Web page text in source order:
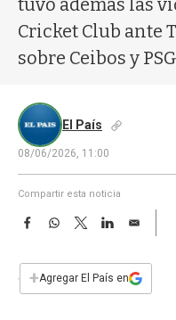
tuvo además las
Cricket Club ante
sobre Ceibos y
El País
08/06/2026, 11:00
Compartir esta noticia
F
e
b
W
s
T
w
t
L
E
i
l
+Agregar El País en